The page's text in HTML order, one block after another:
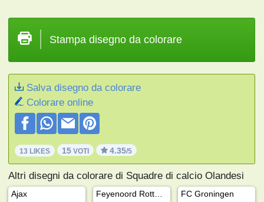
Stampa disegno da colorare
Salva disegno da colorare
Colorare online
13 LIKES 15 VOTI 4.35/5
Altri disegni da colorare di Squadre di calcio Olandesi
Ajax FC Groningen